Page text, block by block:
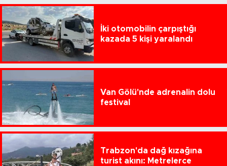
İki otomobilin çarpıştığı
kazada 5 kişi yaralandı
Van Gölü'nde adrenalin dolu
festival
Trabzon'da dağ kızağına
turist akını: Metrelerce